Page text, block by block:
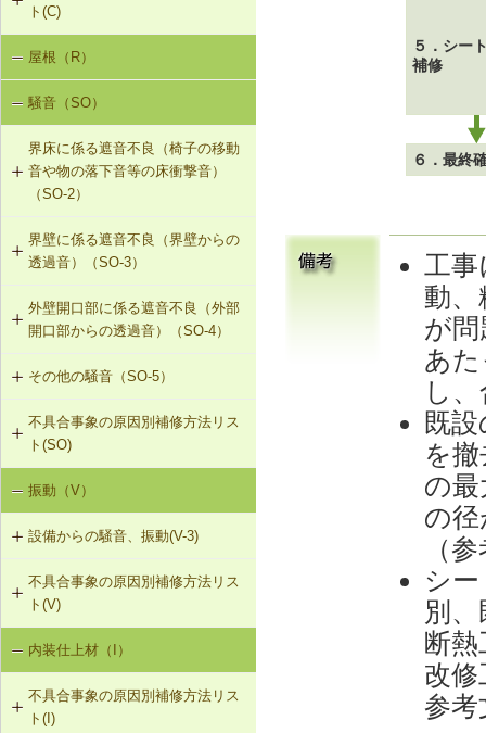
ル）
G-2-313 注入口付アンカーピンニン
G-2-701 シール工法（ALCパネル）
G-2-702 Uカットモルタル充填工法
（ALCパネル）
G-2-703 Uカットシール材充填工法
（ALCパネル）
G-2-704 欠損部充填工法（ALCパネ
ル）
ト(C)
天井のたわみ（C-1）
屋根（R）
騒音（SO）
界床に係る遮音不良（椅子の移動
音や物の落下音等の床衝撃音）
（SO-2）
SO-2-301 軽量床衝撃音に対する遮
音性能のある乾式二重床への交換
SO-2-302 軽量床衝撃音に対する遮
音性能のある直張り床への交換
界壁に係る遮音不良（界壁からの
透過音）（SO-3）
SO-3-301 せっこうボード直張り工
法の空げき部分へのモルタル充填
SO-3-302 コンセントボックスが対
面する位置にあるRC造の界壁の補修
SO-3-303 断熱材の折り返し部分に
せっこうボード直張り工法を採用し
たRC造の界壁の補修
外壁開口部に係る遮音不良（外部
開口部からの透過音）（SO-4）
SO-4-301 遮音性能のある外部建具
への交換
その他の騒音（SO-5）
SO-5-301 弾力性のあるビニル床シ
ート材への交換
SO-5-302 バルコニー手すりの風騒
音（笛吹き音）を防止する補助部材
の設置
不具合事象の原因別補修方法リス
ト(SO)
界床に係る遮音不良（床歩行音等の
床衝撃音）（SO-1）
界床に係る遮音不良（椅子の移動音
や物の落下音等の床衝撃音）（SO-
2）
界壁に係る遮音不良（界壁からの透
過音）（SO-3）
外壁開口部に係る遮音不良（外部開
振動（V）
設備からの騒音、振動(V-3)
V-3-001 換気扇・ダクト等の交換工
事
V-3-002 水栓の取付け直し
V-3-003 器具用通気弁の取付け
不具合事象の原因別補修方法リス
ト(V)
床振動（V-1）
水平振動（V-2）
内装仕上材（I）
不具合事象の原因別補修方法リス
ト(I)
５．シー
補修
６．最終
工事
動
が
あ
し
既
を
の
の
（
シ
別
断
改
参考